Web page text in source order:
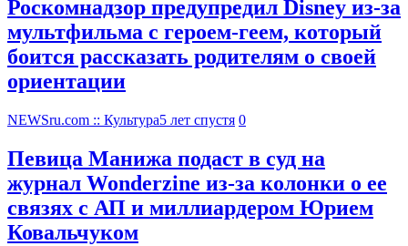
Роскомнадзор предупредил Disney из-за
мультфильма c героем-геем, который
боится рассказать родителям о своей
ориентации
NEWSru.com :: Культура5 лет спустя 0
Певица Манижа подаст в суд на
журнал Wonderzine из-за колонки о ее
связях с АП и миллиардером Юрием
Ковальчуком